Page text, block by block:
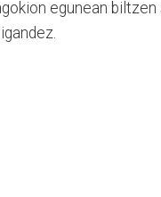
egunean biltzen